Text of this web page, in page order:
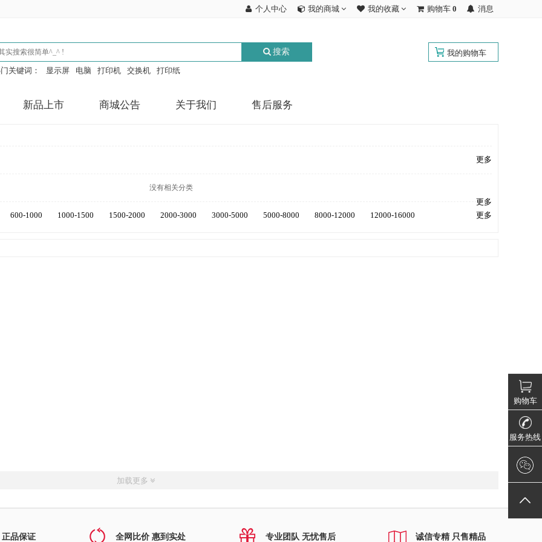
个人中心 我的商城 我的收藏 购物车 0 消息
搜索
关键词： 显示屏 电脑 打印机 交换机 打印纸
我的购物车
新品上市 商城公告 关于我们 售后服务
更多
没有相关分类
更多
600-1000
1000-1500 1500-2000 2000-3000 3000-5000 5000-8000 8000-12000 12000-16000 更多
加载更多
品保证 全网比价 惠到实处 专业团队 无忧售后 诚信专精 只售精品
购物车
服务热线